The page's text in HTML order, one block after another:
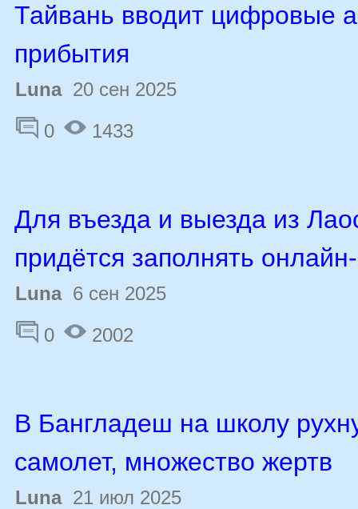
Тайвань вводит цифровые
прибытия
Luna20 сен 2025
0
1433
Для въезда и выезда из
придётся заполнять
Luna6 сен 2025
0
2002
В Бангладеш на школу
самолет, множество жертв
Luna21 июл 2025